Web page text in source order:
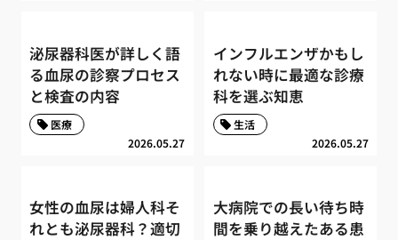
泌尿器科医が詳しく語
る血尿の診察プロセス
と検査の内容
2026.05.27
医療
インフルエンザかもし
れない時に最適な診療
科を選ぶ知恵
2026.05.27
生活
女性の血尿は婦人科そ
れとも泌尿器科？適切
大病院での長い待ち時
間を乗り越えたある患